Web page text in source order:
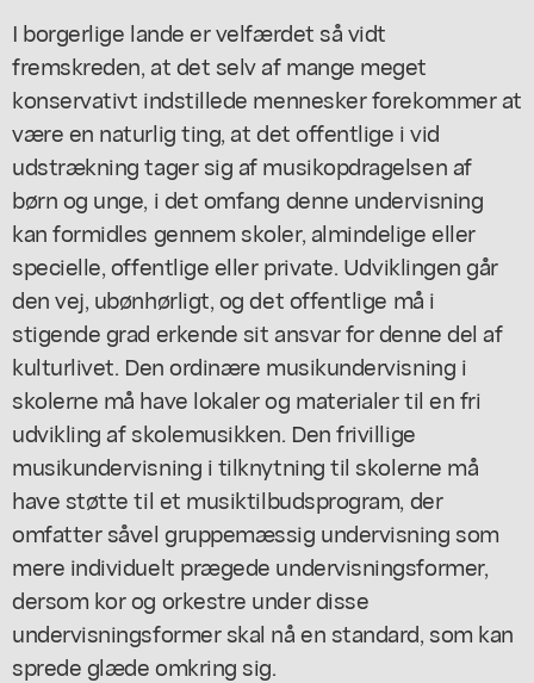
I borgerlige lande er velfærdet så vidt
fremskreden, at det selv af mange meget
konservativt indstillede mennesker forekommer at
være en naturlig ting, at det offentlige i vid
udstrækning tager sig af musikopdragelsen af
børn og unge, i det omfang denne undervisning
kan formidles gennem skoler, almindelige eller
specielle, offentlige eller private. Udviklingen går
den vej, ubønhørligt, og det offentlige må i
stigende grad erkende sit ansvar for denne del af
kulturlivet. Den ordinære musikundervisning i
skolerne må have lokaler og materialer til en fri
udvikling af skolemusikken. Den frivillige
musikundervisning i tilknytning til skolerne må
have støtte til et musiktilbudsprogram, der
omfatter såvel gruppemæssig undervisning som
mere individuelt prægede undervisningsformer,
dersom kor og orkestre under disse
undervisningsformer skal nå en standard, som kan
sprede glæde omkring sig.